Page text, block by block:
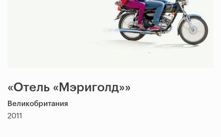
«Отель «Мэриголд»»
Великобритания
2011